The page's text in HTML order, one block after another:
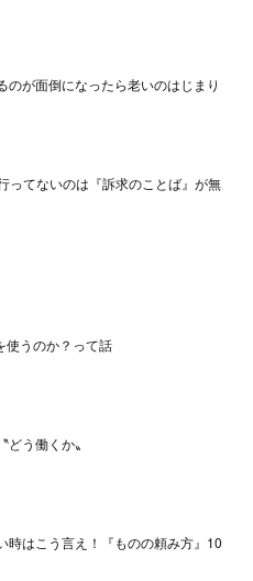
のが面倒になったら老いのはじまり
ってないのは『訴求のことば』が無
使うのか？って話
う働くか〟
時はこう言え！『ものの頼み方』10